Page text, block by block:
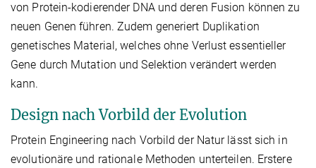
von Protein-kodierender DNA und deren Fusion können zu
neuen Genen führen. Zudem generiert Duplikation
genetisches Material, welches ohne Verlust essentieller
Gene durch Mutation und Selektion verändert werden
kann.
Design nach Vorbild der Evolution
Protein Engineering nach Vorbild der Natur lässt sich in
evolutionäre und rationale Methoden unterteilen. Erstere